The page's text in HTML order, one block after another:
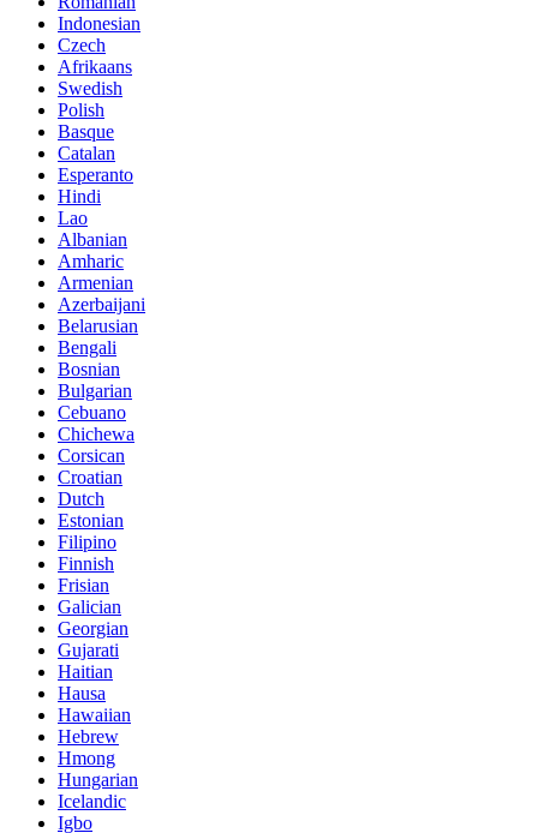
Indonesian
Czech
Afrikaans
Swedish
Polish
Basque
Catalan
Esperanto
Hindi
Lao
Albanian
Amharic
Armenian
Azerbaijani
Belarusian
Bengali
Bosnian
Bulgarian
Cebuano
Chichewa
Corsican
Croatian
Dutch
Estonian
Filipino
Finnish
Frisian
Galician
Georgian
Gujarati
Haitian
Hausa
Hawaiian
Hebrew
Hmong
Hungarian
Icelandic
Igbo